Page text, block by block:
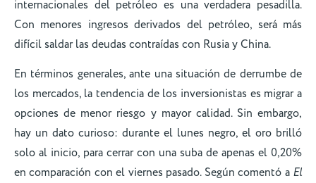
internacionales del petróleo es una verdadera pesadilla.
Con menores ingresos derivados del petróleo, será más
difícil saldar las deudas contraídas con Rusia y China.
En términos generales, ante una situación de derrumbe de
los mercados, la tendencia de los inversionistas es migrar a
opciones de menor riesgo y mayor calidad. Sin embargo,
hay un dato curioso: durante el lunes negro, el oro brilló
solo al inicio, para cerrar con una suba de apenas el 0,20%
en comparación con el viernes pasado. Según comentó a El